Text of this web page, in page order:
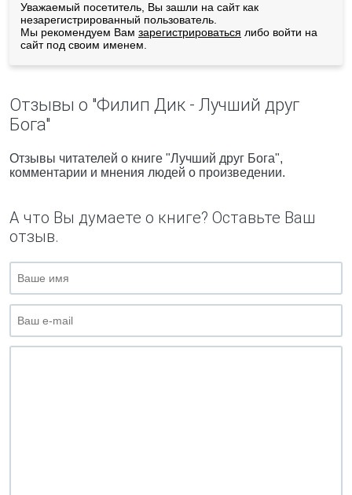
Уважаемый посетитель, Вы зашли на сайт как
незарегистрированный пользователь.
Мы рекомендуем Вам зарегистрироваться либо войти на
сайт под своим именем.
Отзывы о "Филип Дик - Лучший друг
Бога"
Отзывы читателей о книге "Лучший друг Бога",
комментарии и мнения людей о произведении.
А что Вы думаете о книге? Оставьте Ваш
отзыв.